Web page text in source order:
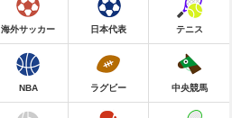
海外サッカー 日本代表 テニス
NBA ラグビー 中央競馬